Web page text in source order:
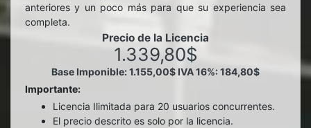
anteriores y un poco más para que su experiencia sea
completa.
Precio de la Licencia
1.339,80$
Base Imponible: 1.155,00$ IVA 16%: 184,80$
Importante:
Licencia Ilimitada para 20 usuarios concurrentes.
El precio descrito es solo por la licencia.